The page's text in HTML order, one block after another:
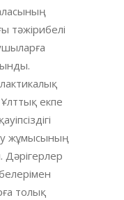
тәжірибелі
екпе
жұмысының
Дәрігерлер
толық